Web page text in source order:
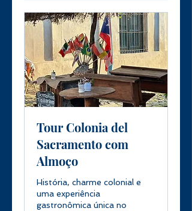
Tour Colonia del
Sacramento com
Almoço
História, charme colonial e
uma experiência
gastronômica única no